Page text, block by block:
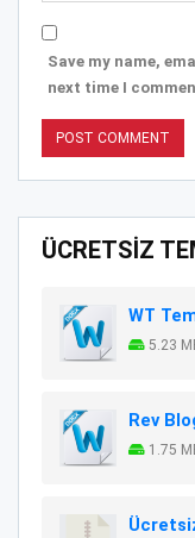
Save my name,
next time I
ÜCRETSİZ
WT
5.23
Rev
1.75